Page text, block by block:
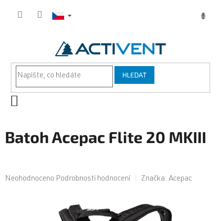
HLEDAT
Batoh Acepac Flite 20 MKIII
Průměrné
Neohodnoceno Podrobnosti hodnocení Značka: Acepac